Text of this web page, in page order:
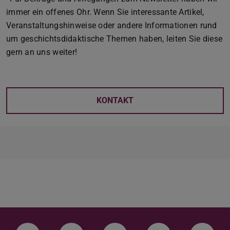
immer ein offenes Ohr. Wenn Sie interessante Artikel,
Veranstaltungshinweise oder andere Informationen rund
um geschichtsdidaktische Themen haben, leiten Sie diese
gern an uns weiter!
KONTAKT